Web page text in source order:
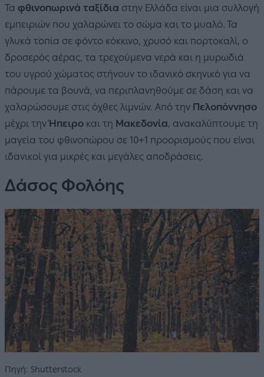
Τα φθινοπωρινά ταξίδια στην Ελλάδα είναι μια συλλογή
εμπειριών που χαλαρώνει το σώμα και το μυαλό. Τα
γλυκά τοπία σε φόντο κόκκινο, χρυσό και πορτοκαλί, ο
δροσερός αέρας, τα τρεχούμενα νερά και η μυρωδιά
του υγρού χώματος στήνουν το ιδανικό σκηνικό για να
πάρουμε τα βουνά, να περιπλανηθούμε σε δάση και να
χαλαρώσουμε στις όχθες λιμνών. Από την Πελοπόννησο
μέχρι τηνΉπειρο και τη Μακεδονία, ανακαλύπτουμε τη
μαγεία του φθινοπώρου σε 10+1 προορισμούς που είναι
ιδανικοί για μικρές και μεγάλες αποδράσεις.
Δάσος Φολόης
Πηγή: Shutterstock